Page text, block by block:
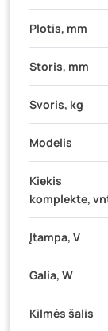
Plotis, mm
Storis, mm
Svoris, kg
Modelis
Kiekis
komplekte,
Įtampa, V
Galia, W
Kilmės šalis